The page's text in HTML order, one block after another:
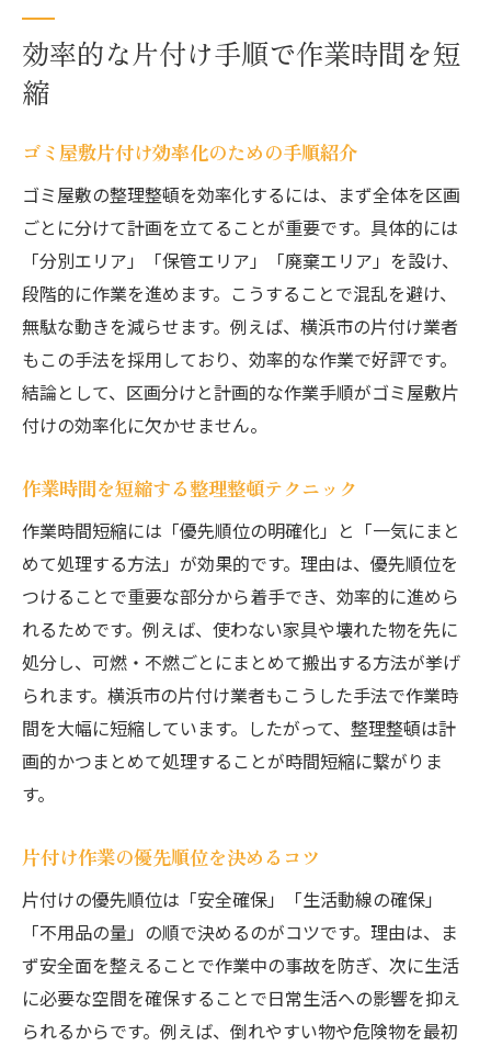
効率的な片付け手順で作業時間を短
縮
ゴミ屋敷片付け効率化のための手順紹介
ゴミ屋敷の整理整頓を効率化するには、まず全体を区画
ごとに分けて計画を立てることが重要です。具体的には
「分別エリア」「保管エリア」「廃棄エリア」を設け、
段階的に作業を進めます。こうすることで混乱を避け、
無駄な動きを減らせます。例えば、横浜市の片付け業者
もこの手法を採用しており、効率的な作業で好評です。
結論として、区画分けと計画的な作業手順がゴミ屋敷片
付けの効率化に欠かせません。
作業時間を短縮する整理整頓テクニック
作業時間短縮には「優先順位の明確化」と「一気にまと
めて処理する方法」が効果的です。理由は、優先順位を
つけることで重要な部分から着手でき、効率的に進めら
れるためです。例えば、使わない家具や壊れた物を先に
処分し、可燃・不燃ごとにまとめて搬出する方法が挙げ
られます。横浜市の片付け業者もこうした手法で作業時
間を大幅に短縮しています。したがって、整理整頓は計
画的かつまとめて処理することが時間短縮に繋がりま
す。
片付け作業の優先順位を決めるコツ
片付けの優先順位は「安全確保」「生活動線の確保」
「不用品の量」の順で決めるのがコツです。理由は、ま
ず安全面を整えることで作業中の事故を防ぎ、次に生活
に必要な空間を確保することで日常生活への影響を抑え
られるからです。例えば、倒れやすい物や危険物を最初